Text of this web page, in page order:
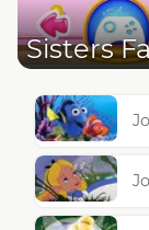
Sisters